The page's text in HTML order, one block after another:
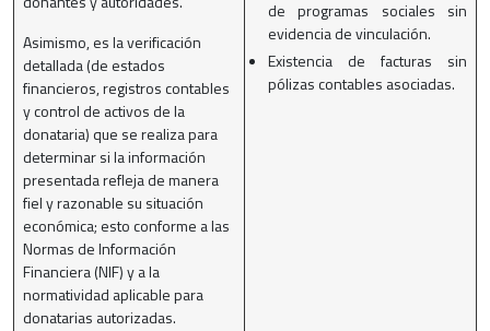
Asimismo, es la verificación
detallada (de estados
financieros, registros contables
y control de activos de la
donataria) que se realiza para
determinar si la información
presentada refleja de manera
fiel y razonable su situación
económica; esto conforme a las
Normas de Información
Financiera (NIF) y a la
normatividad aplicable para
donatarias autorizadas.
de programas sociales sin
evidencia de vinculación.
Existencia de facturas sin
pólizas contables asociadas.